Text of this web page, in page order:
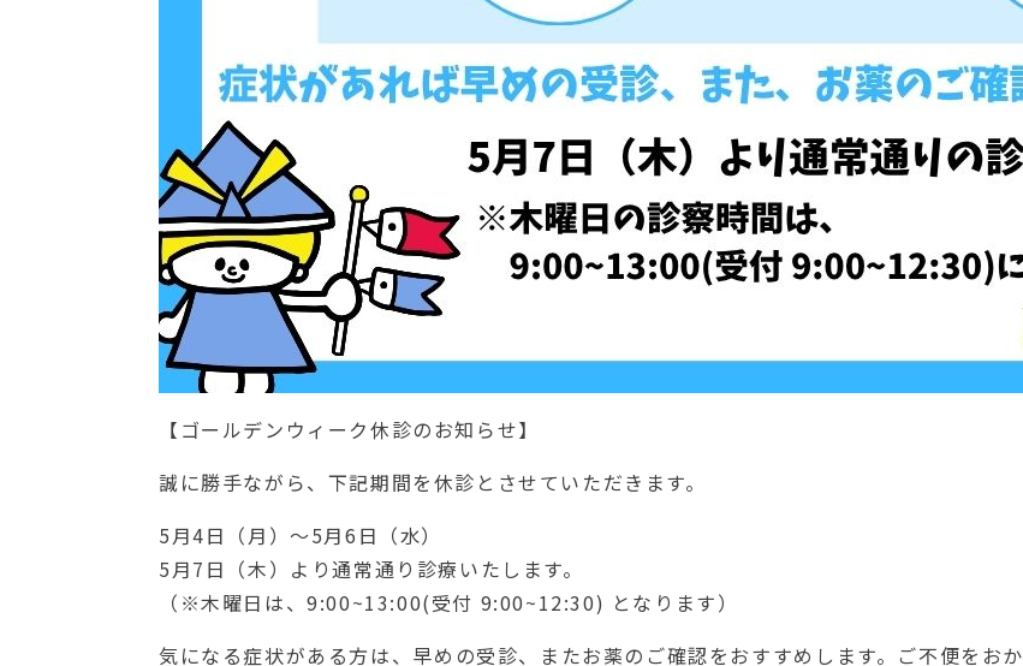
【ゴールデンウィーク休診のお知らせ】
誠に勝手ながら、下記期間を休診とさせていただきます。
5月4日（月）〜5月6日（水）
5月7日（木）より通常通り診療いたします。
（※木曜日は、9:00~13:00(受付 9:00~12:30) となります）
気になる症状がある方は、早めの受診、またお薬のご確認をおすすめします。ご不便をおか